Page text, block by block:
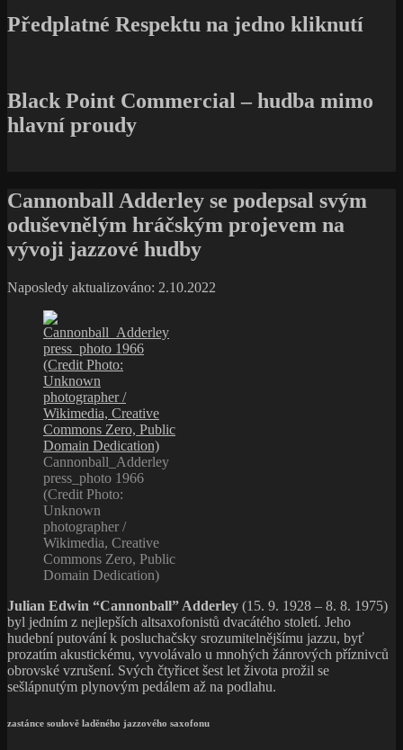
Předplatné Respektu na jedno kliknutí
Black Point Commercial – hudba mimo
hlavní proudy
Cannonball Adderley se podepsal svým
oduševnělým hráčským projevem na
vývoji jazzové hudby
Naposledy aktualizováno: 2.10.2022
Cannonball_Adderley
press_photo 1966
(Credit Photo:
Unknown
photographer /
Wikimedia, Creative
Commons Zero, Public
Domain Dedication)
Julian Edwin “Cannonball” Adderley (15. 9. 1928 – 8. 8. 1975)
byl jedním z nejlepších altsaxofonistů dvacátého století. Jeho
hudební putování k posluchačsky srozumitelnějšímu jazzu, byť
prozatím akustickému, vyvolávalo u mnohých žánrových příznivců
obrovské vzrušení. Svých čtyřicet šest let života prožil se
sešlápnutým plynovým pedálem až na podlahu.
zastánce soulově laděného jazzového saxofonu